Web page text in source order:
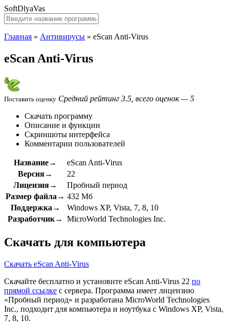
SoftDlyaVas
Главная » Антивирусы » eScan Anti-Virus
eScan Anti-Virus
Поставить оценку Средний рейтинг 3.5, всего оценок — 5
Скачать программу
Описание и функции
Скриншоты интерфейса
Комментарии пользователей
Название→
eScan Anti-Virus
Версия→
22
Лицензия→
Пробный период
Размер файла→ 432 Мб
Поддержка→
Windows XP, Vista, 7, 8, 10
Разработчик→
MicroWorld Technologies Inc.
Скачать для компьютера
Скачать eScan Anti-Virus
Скачайте бесплатно и установите eScan Anti-Virus 22 по
прямой ссылке с сервера. Программа имеет лицензию
«Пробный период» и разработана MicroWorld Technologies
Inc., подходит для компьютера и ноутбука с Windows XP, Vista,
7, 8, 10.